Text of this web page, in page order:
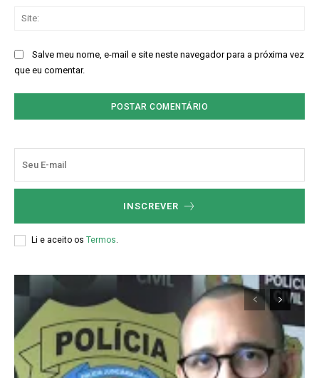
Salve meu nome, e-mail e site neste navegador para a próxima vez
que eu comentar.
INSCREVER
Li e aceito os Termos.